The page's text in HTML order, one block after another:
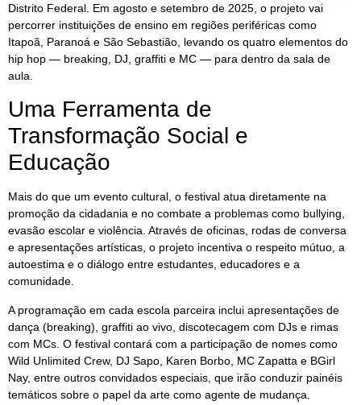
Distrito Federal. Em agosto e setembro de 2025, o projeto vai
percorrer instituições de ensino em regiões periféricas como
Itapoã, Paranoá e São Sebastião, levando os quatro elementos do
hip hop — breaking, DJ, graffiti e MC — para dentro da sala de
aula.
Uma Ferramenta de
Transformação Social e
Educação
Mais do que um evento cultural, o festival atua diretamente na
promoção da cidadania e no combate a problemas como bullying,
evasão escolar e violência. Através de oficinas, rodas de conversa
e apresentações artísticas, o projeto incentiva o respeito mútuo, a
autoestima e o diálogo entre estudantes, educadores e a
comunidade.
A programação em cada escola parceira inclui apresentações de
dança (breaking), graffiti ao vivo, discotecagem com DJs e rimas
com MCs. O festival contará com a participação de nomes como
Wild Unlimited Crew, DJ Sapo, Karen Borbo, MC Zapatta e BGirl
Nay, entre outros convidados especiais, que irão conduzir painéis
temáticos sobre o papel da arte como agente de mudança.